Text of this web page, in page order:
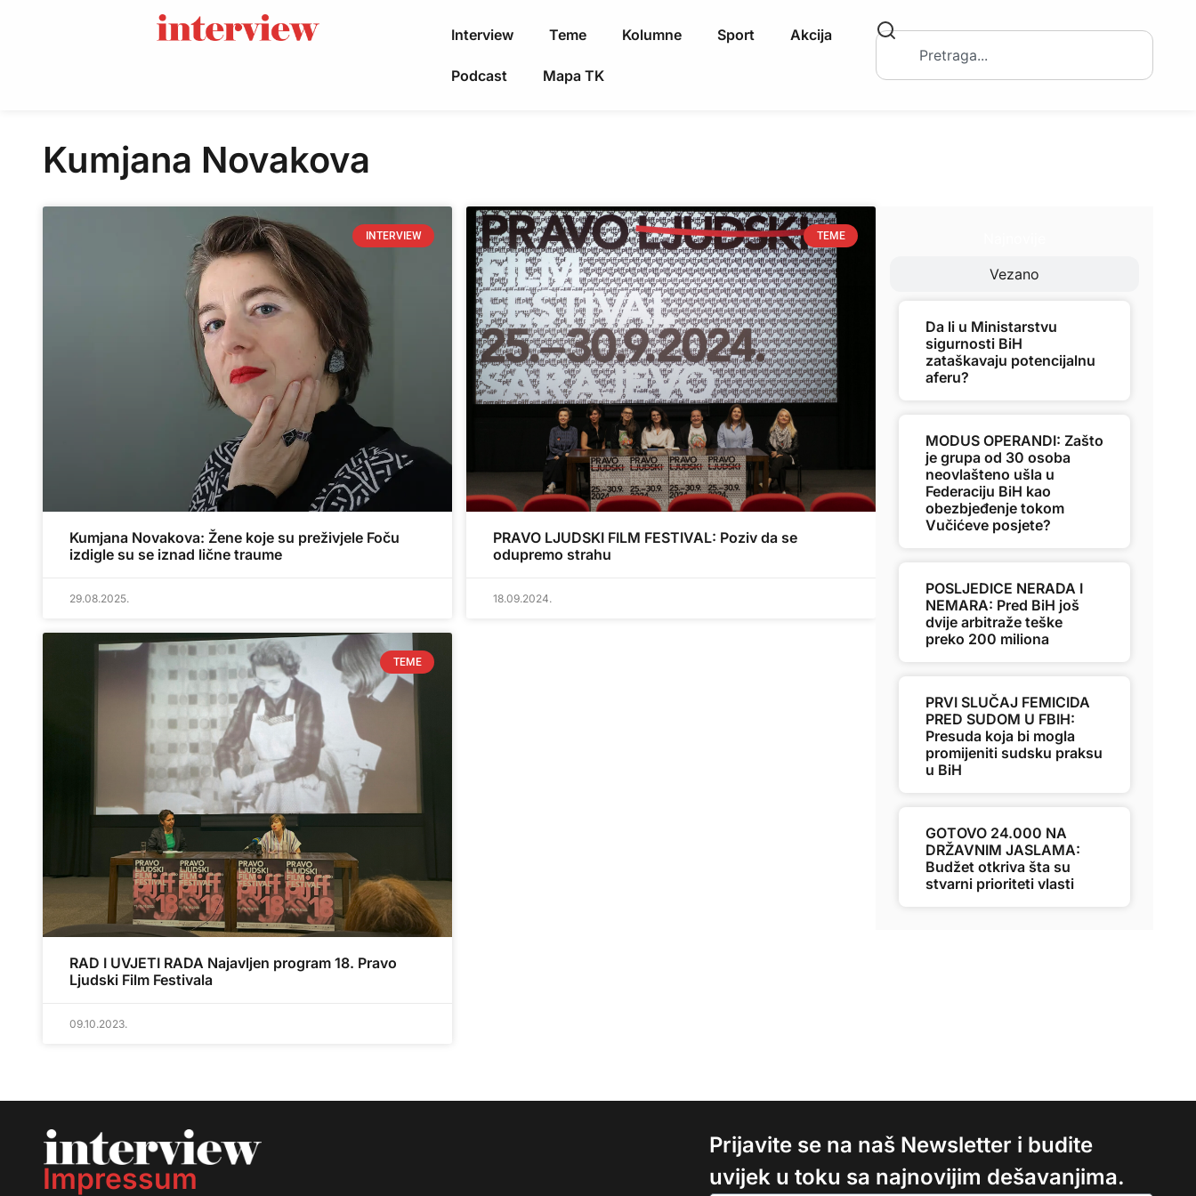
Interview Teme Kolumne Sport Akcija
Podcast Mapa TK
Kumjana Novakova
INTERVIEW
Kumjana Novakova: Žene koje su preživjele Foču
izdigle su se iznad lične traume
29.08.2025.
TEME
PRAVO LJUDSKI FILM FESTIVAL: Poziv da se
odupremo strahu
18.09.2024.
TEME
RAD I UVJETI RADA Najavljen program 18. Pravo
Ljudski Film Festivala
09.10.2023.
Vezano
Da li u Ministarstvu
sigurnosti BiH
zataškavaju potencijalnu
aferu?
MODUS OPERANDI: Zašto
je grupa od 30 osoba
neovlašteno ušla u
Federaciju BiH kao
obezbjeđenje tokom
Vučićeve posjete?
POSLJEDICE NERADA I
NEMARA: Pred BiH još
dvije arbitraže teške
preko 200 miliona
PRVI SLUČAJ FEMICIDA
PRED SUDOM U FBIH:
Presuda koja bi mogla
promijeniti sudsku praksu
u BiH
GOTOVO 24.000 NA
DRŽAVNIM JASLAMA:
Budžet otkriva šta su
stvarni prioriteti vlasti
Impressum
Prijavite se na naš Newsletter i budite
uvijek u toku sa najnovijim dešavanjima.